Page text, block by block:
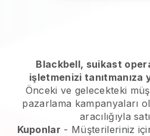
Blackbell, suikast
işletmenizi tanıtmanıza
Önceki ve gelecekteki
pazarlama kampanyaları
aracılığıyla
Kuponlar - Müşterileriniz